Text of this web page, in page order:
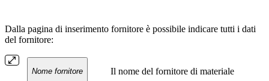
Dalla pagina di inserimento fornitore è possibile indicare tutti i dati
del fornitore:
Nome fornitore Il nome del fornitore di materiale